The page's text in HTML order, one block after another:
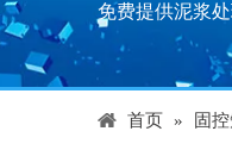
免费提供泥浆
首页 » 固